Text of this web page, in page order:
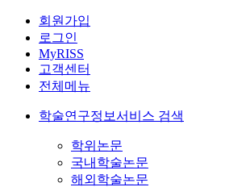
회원가입
로그인
MyRISS
고객센터
전체메뉴
학술연구정보서비스 검색
학위논문
국내학술논문
해외학술논문